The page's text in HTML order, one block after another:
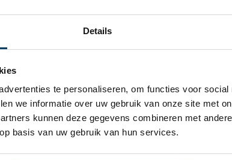
Details
te personaliseren, om functies voor social
we informatie over uw gebruik van onze site met
kunnen deze gegevens combineren met
basis van uw gebruik van hun services.